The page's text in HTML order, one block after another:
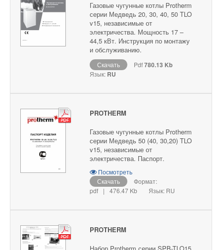
Газовые чугунные котлы Protherm
серии Медведь 20, 30, 40, 50 TLO
v15, независимые от
электричества. Мощность 17 –
44,5 кВт. Инструкция по монтажу
и обслуживанию.
Скачать Pdf780.13 Kb
Язык: RU
PROTHERM
Газовые чугунные котлы Protherm
серии Медведь 50 (40, 30,20) TLO
v15, независимые от
электричества. Паспорт.
Посмотреть
Скачать
Формат:
pdf
| 476.47 Kb Язык: RU
PROTHERM